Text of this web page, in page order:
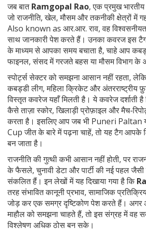
जब बातRamgopal Rao,एक प्रमुख
जो राजनीति, खेल, मौसम और तकनीकी क्षेत्रों में
Also known as आर.आर. राव, वह
साथ जानकारी पेश करते हैं। उनका कवरज इस
के माध्यम से आपका समय बचाता है, चाहे आप
फाइनल, संसद में गरजते बहस या मौसम विभाग के
स्पोर्ट्स सेक्टर को समझना आसान नहीं रहता,
कबड्डी लीग, महिला क्रिकेट और अंतरराष्ट्रीय
विस्तृत कवरेजयहाँ मिलती है। ये कवरेज दर्शाती
कैसे ताज़ा स्कोर, खिलाड़ी प्रोफ़ाइल और
करता है। इसलिए आप जब भी Puneri Paltan
Cup जीत के बारे में पढ़ना चाहें, तो यह टैग आपके
बन जाता है।
राजनीति की गुत्थी कभी आसान नहीं होती, पर
के फैसले, चुनावी डेटा और पार्टी की नई पहल जैसी
संकलित हैं। इन लेखों में यह दिखाया गया है कि
तरह संभावित कानूनी प्रभाव, सामाजिक
जोड़ कर एक समग्र दृष्टिकोण पेश करते हैं।
माहौल को समझना चाहते हैं, तो इस संग्रह में वह
विश्लेषण अधिक ठोस बन सके।